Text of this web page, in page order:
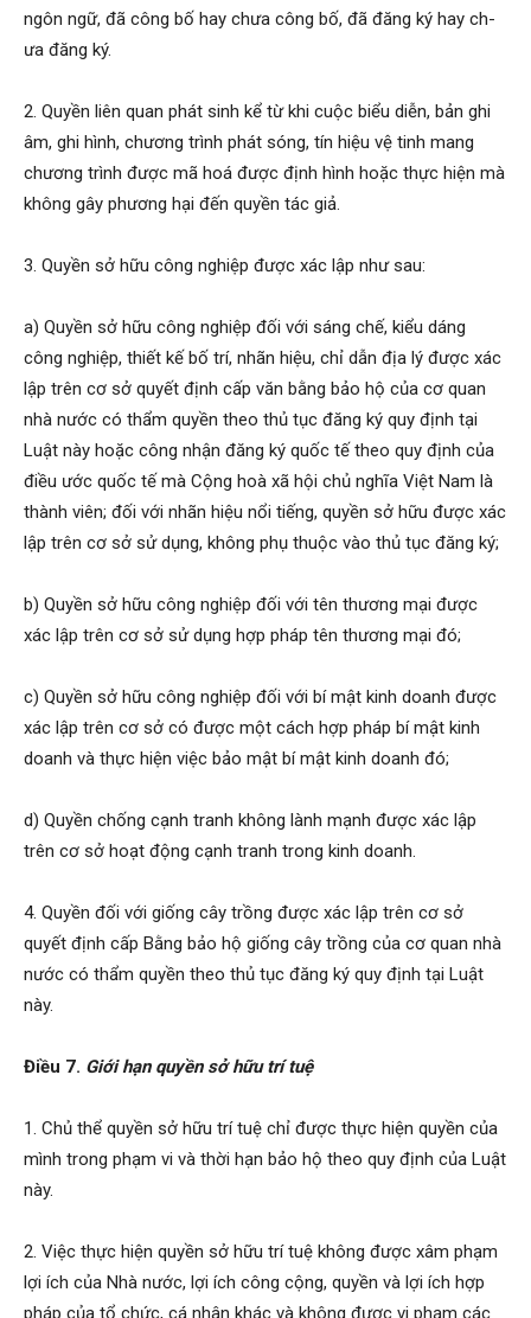
ngôn ngữ, đã công bố hay ch­ưa công bố, đã đăng ký hay ch­
ưa đăng ký.
2. Quyền liên quan phát sinh kể từ khi cuộc biểu diễn, bản ghi
âm, ghi hình, chương trình phát sóng, tín hiệu vệ tinh mang
chư­ơng trình được mã hoá được định hình hoặc thực hiện mà
không gây ph­ương hại đến quyền tác giả.
3. Quyền sở hữu công nghiệp được xác lập như sau:
a) Quyền sở hữu công nghiệp đối với sáng chế, kiểu dáng
công nghiệp, thiết kế bố trí, nhãn hiệu, chỉ dẫn địa lý được xác
lập trên cơ sở quyết định cấp văn bằng bảo hộ của cơ quan
nhà nước có thẩm quyền theo thủ tục đăng ký quy định tại
Luật này hoặc công nhận đăng ký quốc tế theo quy định của
điều ước quốc tế mà Cộng hoà xã hội chủ nghĩa Việt Nam là
thành viên; đối với nhãn hiệu nổi tiếng, quyền sở hữu được xác
lập trên cơ sở sử dụng, không phụ thuộc vào thủ tục đăng ký;
b) Quyền sở hữu công nghiệp đối với tên thương mại được
xác lập trên cơ sở sử dụng hợp pháp tên thương mại đó;
c) Quyền sở hữu công nghiệp đối với bí mật kinh doanh được
xác lập trên cơ sở có được một cách hợp pháp bí mật kinh
doanh và thực hiện việc bảo mật bí mật kinh doanh đó;
d) Quyền chống cạnh tranh không lành mạnh được xác lập
trên cơ sở hoạt động cạnh tranh trong kinh doanh.
4. Quyền đối với giống cây trồng được xác lập trên cơ sở
quyết định cấp Bằng bảo hộ giống cây trồng của cơ quan nhà
nước có thẩm quyền theo thủ tục đăng ký quy định tại Luật
này.
Điều 7. Giới hạn quyền sở hữu trí tuệ
1. Chủ thể quyền sở hữu trí tuệ chỉ được thực hiện quyền của
mình trong phạm vi và thời hạn bảo hộ theo quy định của Luật
này.
2. Việc thực hiện quyền sở hữu trí tuệ không được xâm phạm
lợi ích của Nhà nước, lợi ích công cộng, quyền và lợi ích hợp
pháp của tổ chức, cá nhân khác và không được vi phạm các